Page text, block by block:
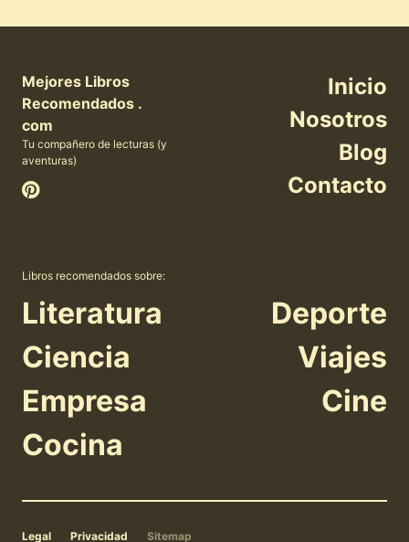
Mejores Libros
Recomendados .
com
Tu compañero de lecturas (y
aventuras)
Inicio
Nosotros
Blog
Contacto
Libros recomendados sobre:
Literatura
Ciencia
Empresa
Cocina
Deporte
Viajes
Cine
Legal Privacidad Sitemap